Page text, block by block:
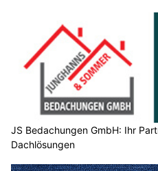
JS Bedachungen GmbH: Ihr
Dachlösungen